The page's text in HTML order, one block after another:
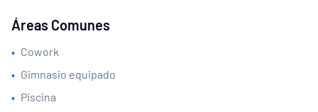
Áreas Comunes
• Cowork
• Gimnasio equipado
• Piscina